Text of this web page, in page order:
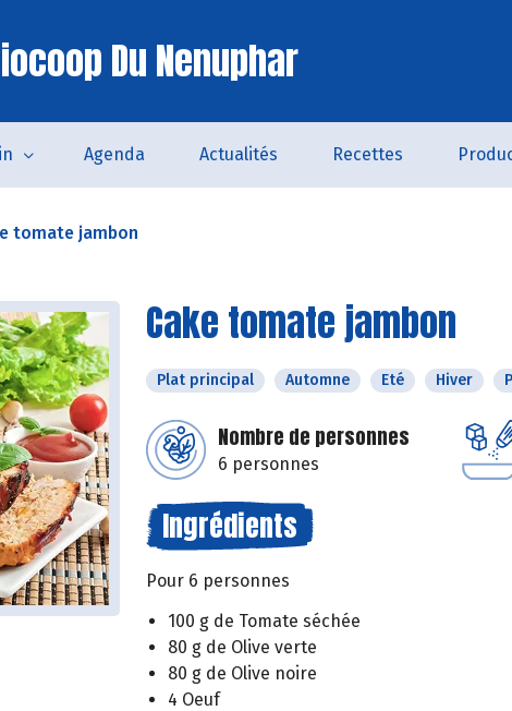
Du Nenuphar
Agenda Actualités Recettes
tomate jambon
Cake tomate jambon
Plat principal Automne Eté Hiver
Nombre de personnes
6 personnes
Ingrédients
Pour 6 personnes
100 g de Tomate séchée
80 g de Olive verte
80 g de Olive noire
4 Oeuf